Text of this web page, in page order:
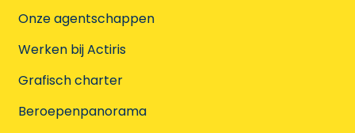
Onze agentschappen
Werken bij Actiris
Grafisch charter
Beroepenpanorama